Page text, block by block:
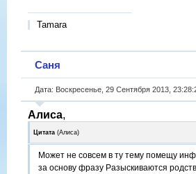
Tamara
Саня
Дата: Воскресенье, 29 Сентября 2013,
Алиса,
Цитата (Алиса)
Может не совсем в ту тему помещу
за основу фразу Разыскиваются